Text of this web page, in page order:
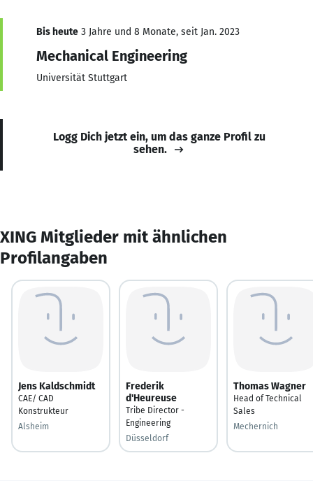
Bis heute 3 Jahre und 8 Monate, seit Jan. 2023
Mechanical Engineering
Universität Stuttgart
Logg Dich jetzt ein, um das ganze Profil zu
sehen.
XING Mitglieder mit ähnlichen
Profilangaben
Jens Kaldschmidt
CAE/ CAD
Konstrukteur
Alsheim
Frederik
d'Heureuse
Tribe Director -
Engineering
Düsseldorf
Thomas Wagner
Head of Technical
Sales
Mechernich